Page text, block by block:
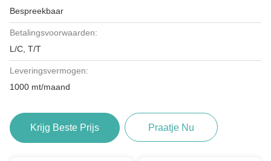
Bespreekbaar
Betalingsvoorwaarden:
L/C, T/T
Leveringsvermogen:
1000 mt/maand
Krijg Beste Prijs Praatje Nu